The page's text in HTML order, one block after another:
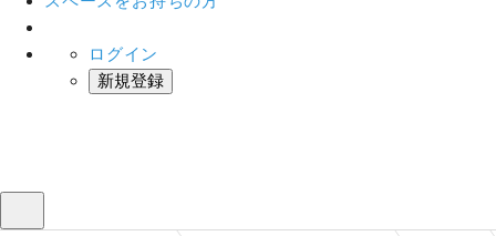
ログイン
新規登録